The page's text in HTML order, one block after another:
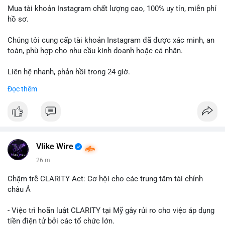
Mua tài khoản Instagram chất lượng cao, 100% uy tín, miễn phí
hồ sơ.
Chúng tôi cung cấp tài khoản Instagram đã được xác minh, an
toàn, phù hợp cho nhu cầu kinh doanh hoặc cá nhân.
Liên hệ nhanh, phản hồi trong 24 giờ.
📞 WhatsApp: +1 660 215-8938
Đọc thêm
Vlike Wire
26 m
Chậm trễ CLARITY Act: Cơ hội cho các trung tâm tài chính
châu Á
- Việc trì hoãn luật CLARITY tại Mỹ gây rủi ro cho việc áp dụng
tiền điện tử bởi các tổ chức lớn.